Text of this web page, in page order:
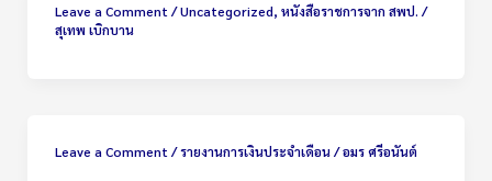
Leave a Comment /Uncategorized, หนังสือราชการจาก สพป. /
สุเทพ เบิกบาน
Leave a Comment /รายงานการเงินประจำเดือน/อมร ศรีอนันต์